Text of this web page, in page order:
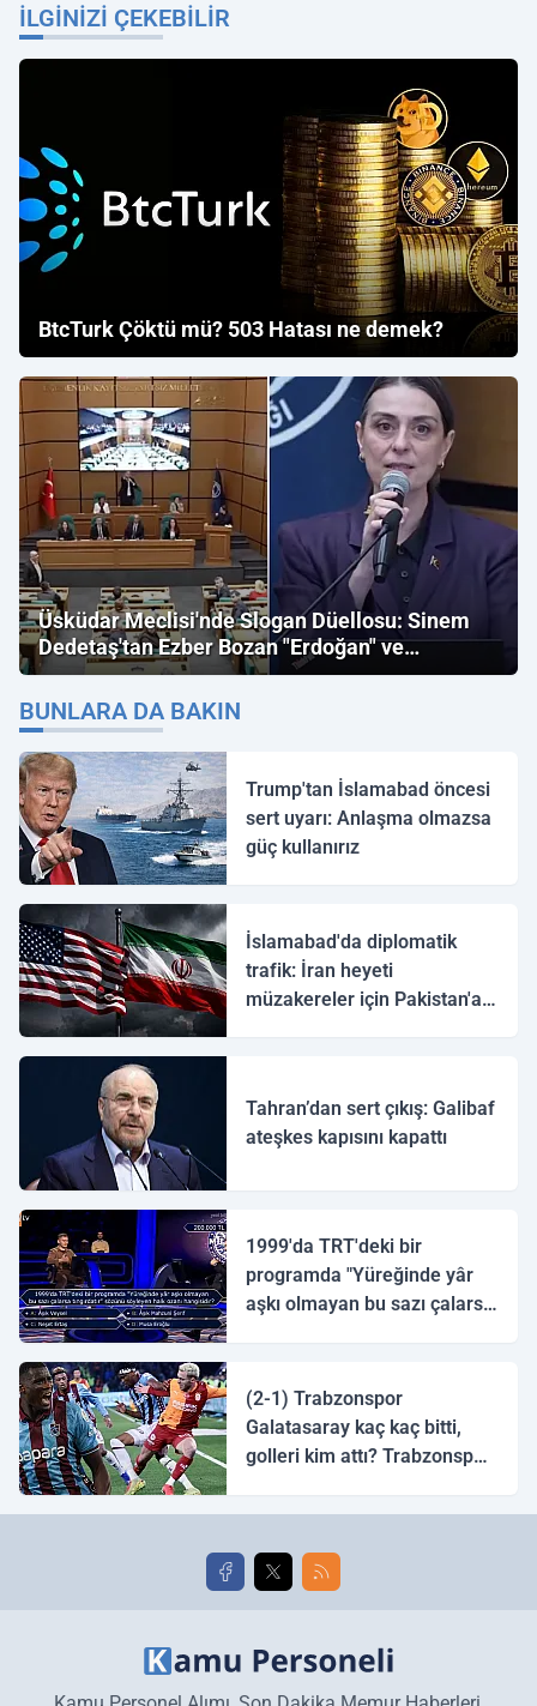
İLGINIZI ÇEKEBILIR
BtcTurk Çöktü mü? 503 Hatası ne demek?
Üsküdar Meclisi'nde Slogan Düellosu: Sinem
Dedetaş'tan Ezber Bozan "Erdoğan" ve
"İmamoğlu" Çıkışı!
BUNLARA DA BAKIN
Trump'tan İslamabad öncesi
sert uyarı: Anlaşma olmazsa
güç kullanırız
İslamabad'da diplomatik
trafik: İran heyeti
müzakereler için Pakistan'a
Tahran’dan sert çıkış: Galibaf
ateşkes kapısını kapattı
1999'da TRT'deki bir
programda "Yüreğinde yâr
aşkı olmayan bu sazı çalarsa
(2-1) Trabzonspor
Galatasaray kaç kaç bitti,
golleri kim attı? Trabzonspor
golleri!